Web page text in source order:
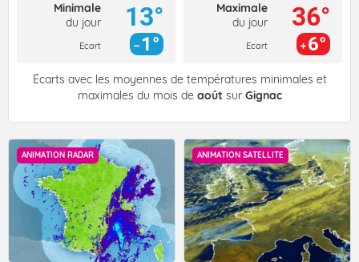
Minimale
du jour
Ecart
13°
1°
Maximale
du jour
Ecart
36°
6°
Écarts avec les moyennes de températures minimales et
maximales du mois de août sur Gignac
ANIMATION RADAR ANIMATION SATELLITE